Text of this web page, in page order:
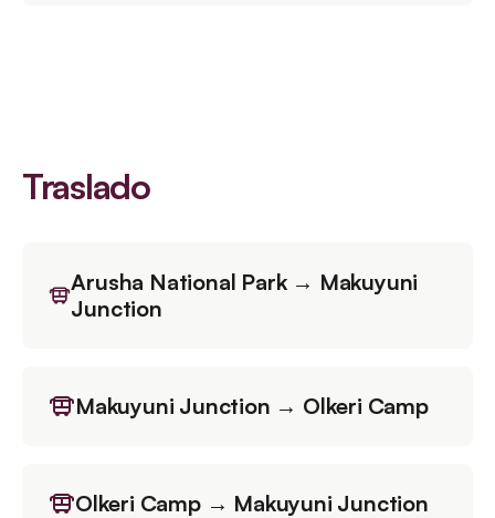
Traslado
Arusha National Park → Makuyuni
Junction
Makuyuni Junction → Olkeri Camp
Olkeri Camp → Makuyuni Junction